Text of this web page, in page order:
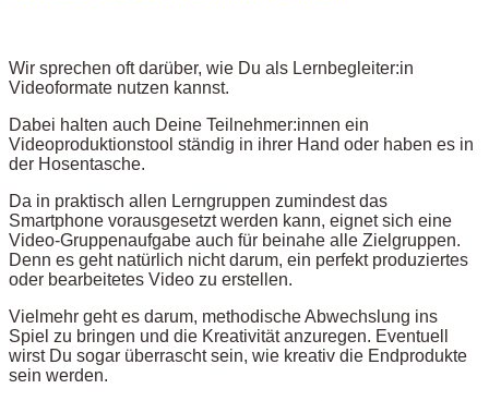
Wir sprechen oft darüber, wie Du als Lernbegleiter:in
Videoformate nutzen kannst.
Dabei halten auch Deine Teilnehmer:innen ein
Videoproduktionstool ständig in ihrer Hand oder haben es in
der Hosentasche.
Da in praktisch allen Lerngruppen zumindest das
Smartphone vorausgesetzt werden kann, eignet sich eine
Video-Gruppenaufgabe auch für beinahe alle Zielgruppen.
Denn es geht natürlich nicht darum, ein perfekt produziertes
oder bearbeitetes Video zu erstellen.
Vielmehr geht es darum, methodische Abwechslung ins
Spiel zu bringen und die Kreativität anzuregen. Eventuell
wirst Du sogar überrascht sein, wie kreativ die Endprodukte
sein werden.